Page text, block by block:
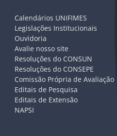
Calendários UNIFIMES
Legislações Institucionais
Ouvidoria
Avalie nosso site
Resoluções do CONSUN
Resoluções do CONSEPE
Comissão Própria de Avaliação
Editais de Pesquisa
Editais de Extensão
NAPSI